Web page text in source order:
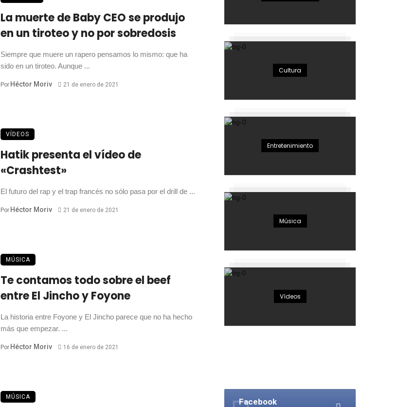
La muerte de Baby CEO se produjo
en un tiroteo y no por sobredosis
Siempre que muere un rapero pensamos lo mismo: que ha
sido en un tiroteo. Aunque ...
Por Héctor Moriv 21 de enero de 2021
VÍDEOS
Hatik presenta el vídeo de
«Crashtest»
El futuro del rap y el trap francés no sólo pasa por el drill de ...
Por Héctor Moriv 21 de enero de 2021
MÚSICA
Te contamos todo sobre el beef
entre El Jincho y Foyone
La historia entre Foyone y El Jincho parece que no ha hecho
más que empezar. ...
Por Héctor Moriv 16 de enero de 2021
MÚSICA
Cultura
Entretenimiento
Música
Vídeos
Facebook